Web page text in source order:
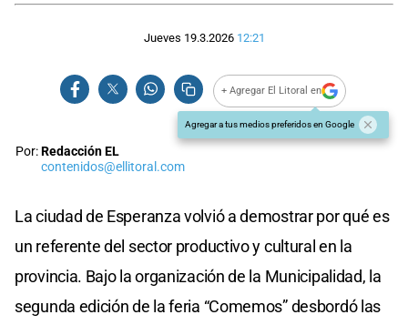
Jueves 19.3.2026 12:21
+ Agregar El Litoral en
Agregar a tus medios preferidos en Google
Por:Redacción EL
contenidos@ellitoral.com
La ciudad de Esperanza volvió a demostrar por qué es
un referente del sector productivo y cultural en la
provincia. Bajo la organización de la Municipalidad, la
segunda edición de la feria “Comemos” desbordó las